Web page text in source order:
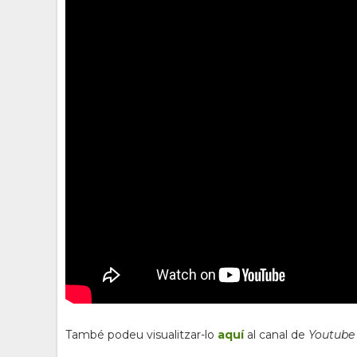
També podeu visualitzar-lo aquíal canal de Youtube